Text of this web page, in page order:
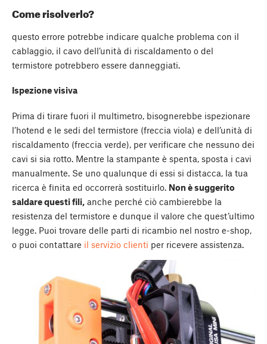
Come risolverlo?
questo errore potrebbe indicare qualche problema con il
cablaggio, il cavo dell’unità di riscaldamento o del
termistore potrebbero essere danneggiati.
Ispezione visiva
Prima di tirare fuori il multimetro, bisognerebbe ispezionare
l’hotend e le sedi del termistore (freccia viola) e dell’unità di
riscaldamento (freccia verde), per verificare che nessuno dei
cavi si sia rotto. Mentre la stampante è spenta, sposta i cavi
manualmente. Se uno qualunque di essi si distacca, la tua
ricerca è finita ed occorrerà sostituirlo. Non è suggerito
saldare questi fili, anche perché ciò cambierebbe la
resistenza del termistore e dunque il valore che quest’ultimo
legge. Puoi trovare delle parti di ricambio nel nostro e-shop,
o puoi contattare il servizio clienti per ricevere assistenza.